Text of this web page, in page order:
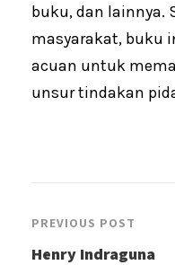
buku, dan lainnya.
masyarakat, buku
acuan untuk
unsur tindakan
PREVIOUS POST
Henry Indraguna